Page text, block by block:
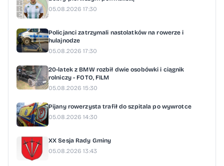
05.08.2026 17:30
Policjanci zatrzymali nastolatków na rowerze i
hulajnodze
05.08.2026 17:30
20-latek z BMW rozbił dwie osobówki i ciągnik
rolniczy - FOTO, FILM
05.08.2026 15:30
Pijany rowerzysta trafił do szpitala po wywrotce
05.08.2026 14:30
XX Sesja Rady Gminy
05.08.2026 13:43